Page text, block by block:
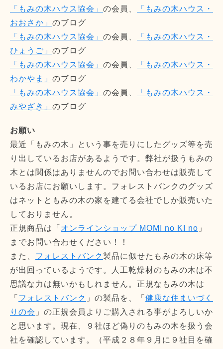
「もみの木ハウス協会」 の会員、
「もみの木ハウス・
おおさか」 のブログ
「もみの木ハウス協会」 の会員、
「もみの木ハウス・
ひょうご」 のブログ
「もみの木ハウス協会」 の会員、
「もみの木ハウス・
わかやま」 のブログ
「もみの木ハウス協会」 の会員、
「もみの木ハウス・
みやざき」 のブログ
お願い
最近「もみの木」という事を売りにしたグッズ等を売
り出しているお店があるようです。弊社が扱うもみの
木とは関係はありませんのでお問い合わせは販売して
いるお店にお願いします。フォレストバンクのグッズ
はネットともみの木の家を建てる会社でしか販売いた
しておりません。
正規商品は「 オンラインショップ MOMI no KI no 」
までお問い合わせください！！
また、 フォレストバンク製品に似せたもみの木の床等
が出回っているようです。人工乾燥材のもみの木は不
思議な力は無いかもしれません。正規なもみの木は
「 フォレストバンク 」の製品を、「 健康な住まいづく
りの会 」の正規会員よりご購入される事がよろしいか
と思います。現在、９社ほど偽りのもみの木を扱う会
社を確認しています。（平成２８年９月に９社目を確